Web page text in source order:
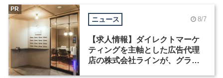
ニュース 8/7
【求人情報】ダイレクトマーケ
ティングを主軸とした広告代理
店の株式会社ラインが、グラフ
PR